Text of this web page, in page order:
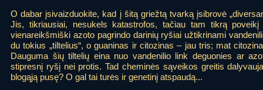
O dabar įsivaizduokite, kad į šitą griežtą tvarką įsibrovė
Jis, tikriausiai, nesukels katastrofos, tačiau tam tikrą
vienareikšmiški azoto pagrindo darinių ryšiai užtikrinami
du tokius „tiltelius“, o guaninas ir citozinas – jau tris; mat
Dauguma šių tiltelių eina nuo vandenilio link deguonies ar
stipresnį ryšį nei protis. Tad cheminės sąveikos greitis
blogąją pusę? O gal tai turės ir genetinį atspaudą...